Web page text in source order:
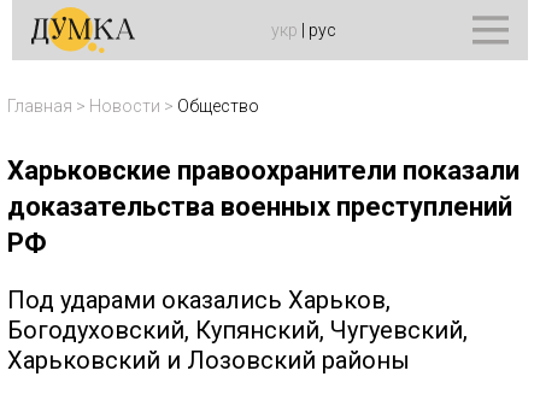
укр рус
Главная > Новости > Общество
Харьковские правоохранители показали
доказательства военных преступлений
РФ
Под ударами оказались Харьков,
Богодуховский, Купянский, Чугуевский,
Харьковский и Лозовский районы